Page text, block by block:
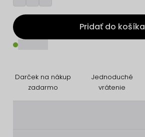
Pridať do košíka
Darček na nákup
zadarmo
Jednoduché
vrátenie